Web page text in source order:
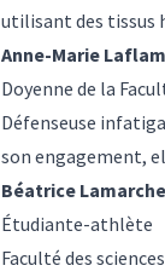
utilisant des tissus
Anne-Marie
Doyenne de la
Défenseuse
son engagement,
Béatrice Lamarche
Étudiante-athlète
Faculté des